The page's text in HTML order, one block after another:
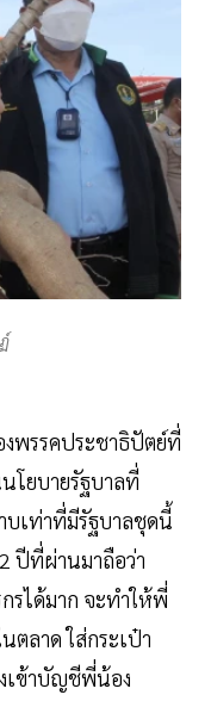
พรรคประชาธิปัตย์ที่
โยบายรัฐบาลที่
บเท่าที่มีรัฐบาลชุดนี้
ปีที่ผ่านมาถือว่า
รได้มาก จะทำให้พี่
ตลาด ใส่กระเป๋า
เข้าบัญชีพี่น้อง